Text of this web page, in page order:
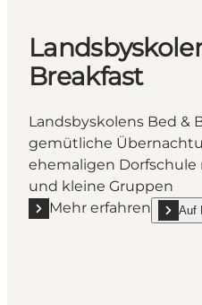
Breakfast
Landsbyskolens Bed &
gemütliche
ehemaligen Dorfschule
und kleine Gruppen
Mehr erfahren
Mehr erfahren Auf
show